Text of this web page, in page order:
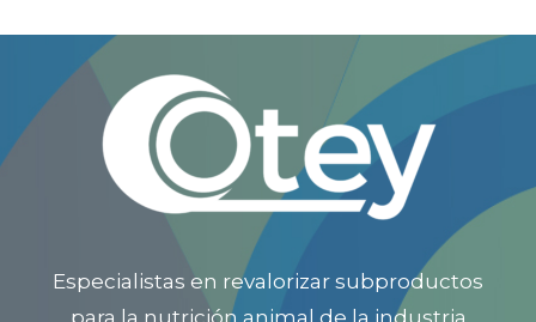
Especialistas en revalorizar subproductos